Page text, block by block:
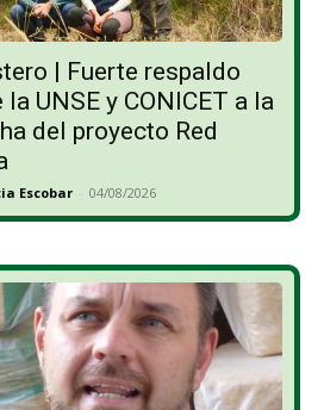
| Fuerte respaldo
UNSE y CONICET a la
del proyecto Red
Escobar - 04/08/2026